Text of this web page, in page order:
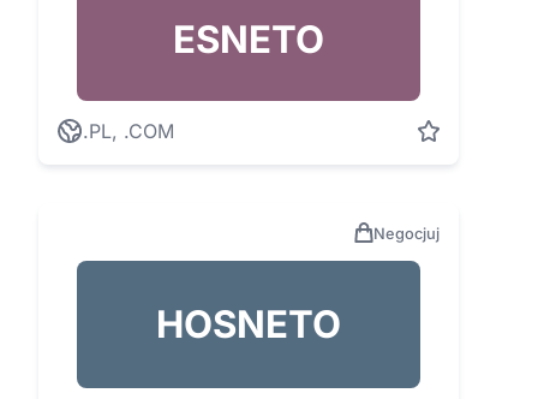
ESNETO
.PL, .COM
Negocjuj
HOSNETO